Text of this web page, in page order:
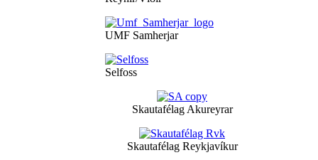
UMF Samherjar
Selfoss
Skautafélag Akureyrar
Skautafélag Reykjavíkur